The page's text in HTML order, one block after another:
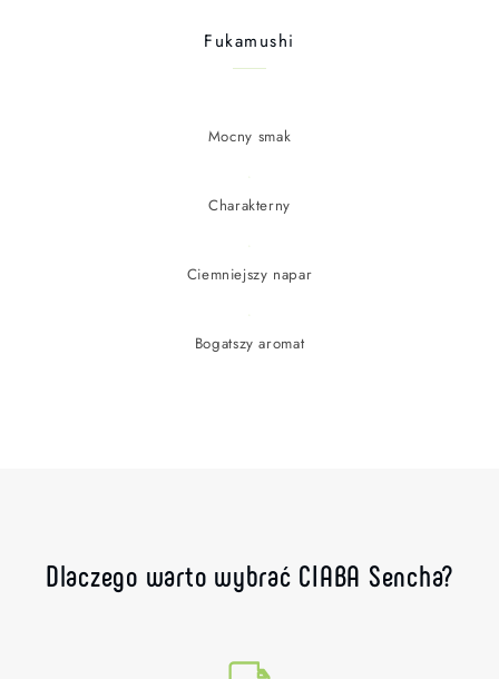
Fukamushi
Mocny smak
Charakterny
Ciemniejszy napar
Bogatszy aromat
Dlaczego warto wybrać CIABA Sencha?